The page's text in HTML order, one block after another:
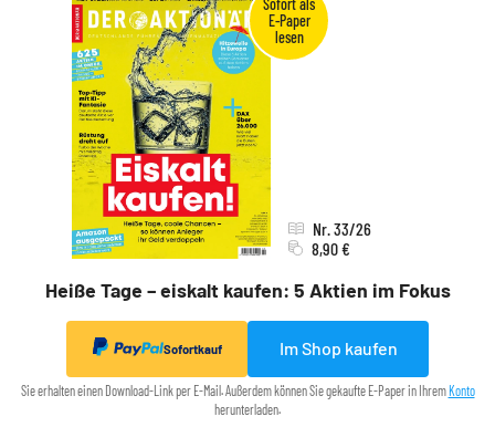
Heiße Tage – eiskalt kaufen: 5 Aktien im Fokus
Nr. 33/26
8,90 €
Sofortkauf Im Shop kaufen
Sie erhalten einen Download-Link per E-Mail. Außerdem können Sie gekaufte E-Paper in IhremKonto
herunterladen.